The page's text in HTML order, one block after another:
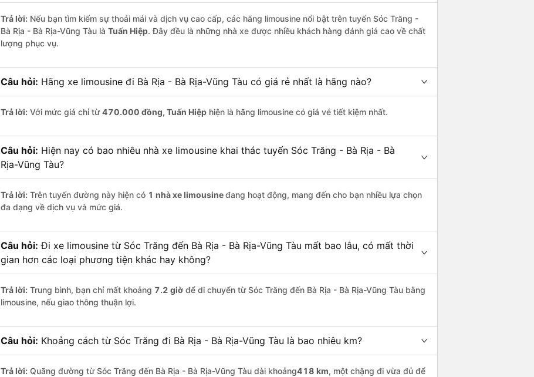
Trả lời: Nếu bạn tìm kiếm sự thoải mái và dịch vụ cao cấp, các hãng limousine nổi bật trên tuyến Sóc Trăng -
Bà Rịa - Bà Rịa-Vũng Tàu là Tuấn Hiệp. Đây đều là những nhà xe được nhiều khách hàng đánh giá cao về chất
lượng phục vụ.
Câu hỏi: Hãng xe limousine đi Bà Rịa - Bà Rịa-Vũng Tàu có giá rẻ nhất là hãng nào?
Trả lời: Với mức giá chỉ từ470.000 đồng, Tuấn Hiệp hiện là hãng limousine có giá vé tiết kiệm nhất.
Câu hỏi: Hiện nay có bao nhiêu nhà xe limousine khai thác tuyến Sóc Trăng - Bà Rịa - Bà
Rịa-Vũng Tàu?
Trả lời: Trên tuyến đường này hiện có 1 nhà xelimousineđang hoạt động, mang đến cho bạn nhiều lựa chọn
đa dạng về dịch vụ và mức giá.
Câu hỏi: Đi xe limousine từ Sóc Trăng đến Bà Rịa - Bà Rịa-Vũng Tàu mất bao lâu, có mất thời
gian hơn các loại phương tiện khác hay không?
Trả lời: Trung bình, bạn chỉ mất khoảng 7.2 giờ để di chuyển từ Sóc Trăng đến Bà Rịa - Bà Rịa-Vũng Tàu bằng
limousine, nếu giao thông thuận lợi.
Câu hỏi: Khoảng cách từ Sóc Trăng đi Bà Rịa - Bà Rịa-Vũng Tàu là bao nhiêu km?
Trả lời: Quãng đường từ Sóc Trăng đến Bà Rịa - Bà Rịa-Vũng Tàu dài khoảng418 km, một chặng đi vừa đủ để